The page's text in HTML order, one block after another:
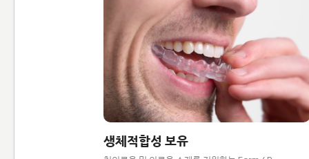
생체적합성 보유